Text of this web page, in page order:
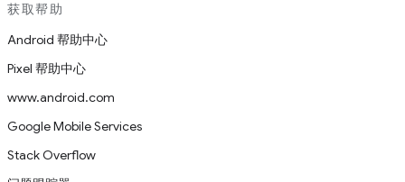
获取帮助
Android 帮助中心
Pixel 帮助中心
www.android.com
Google Mobile Services
Stack Overflow